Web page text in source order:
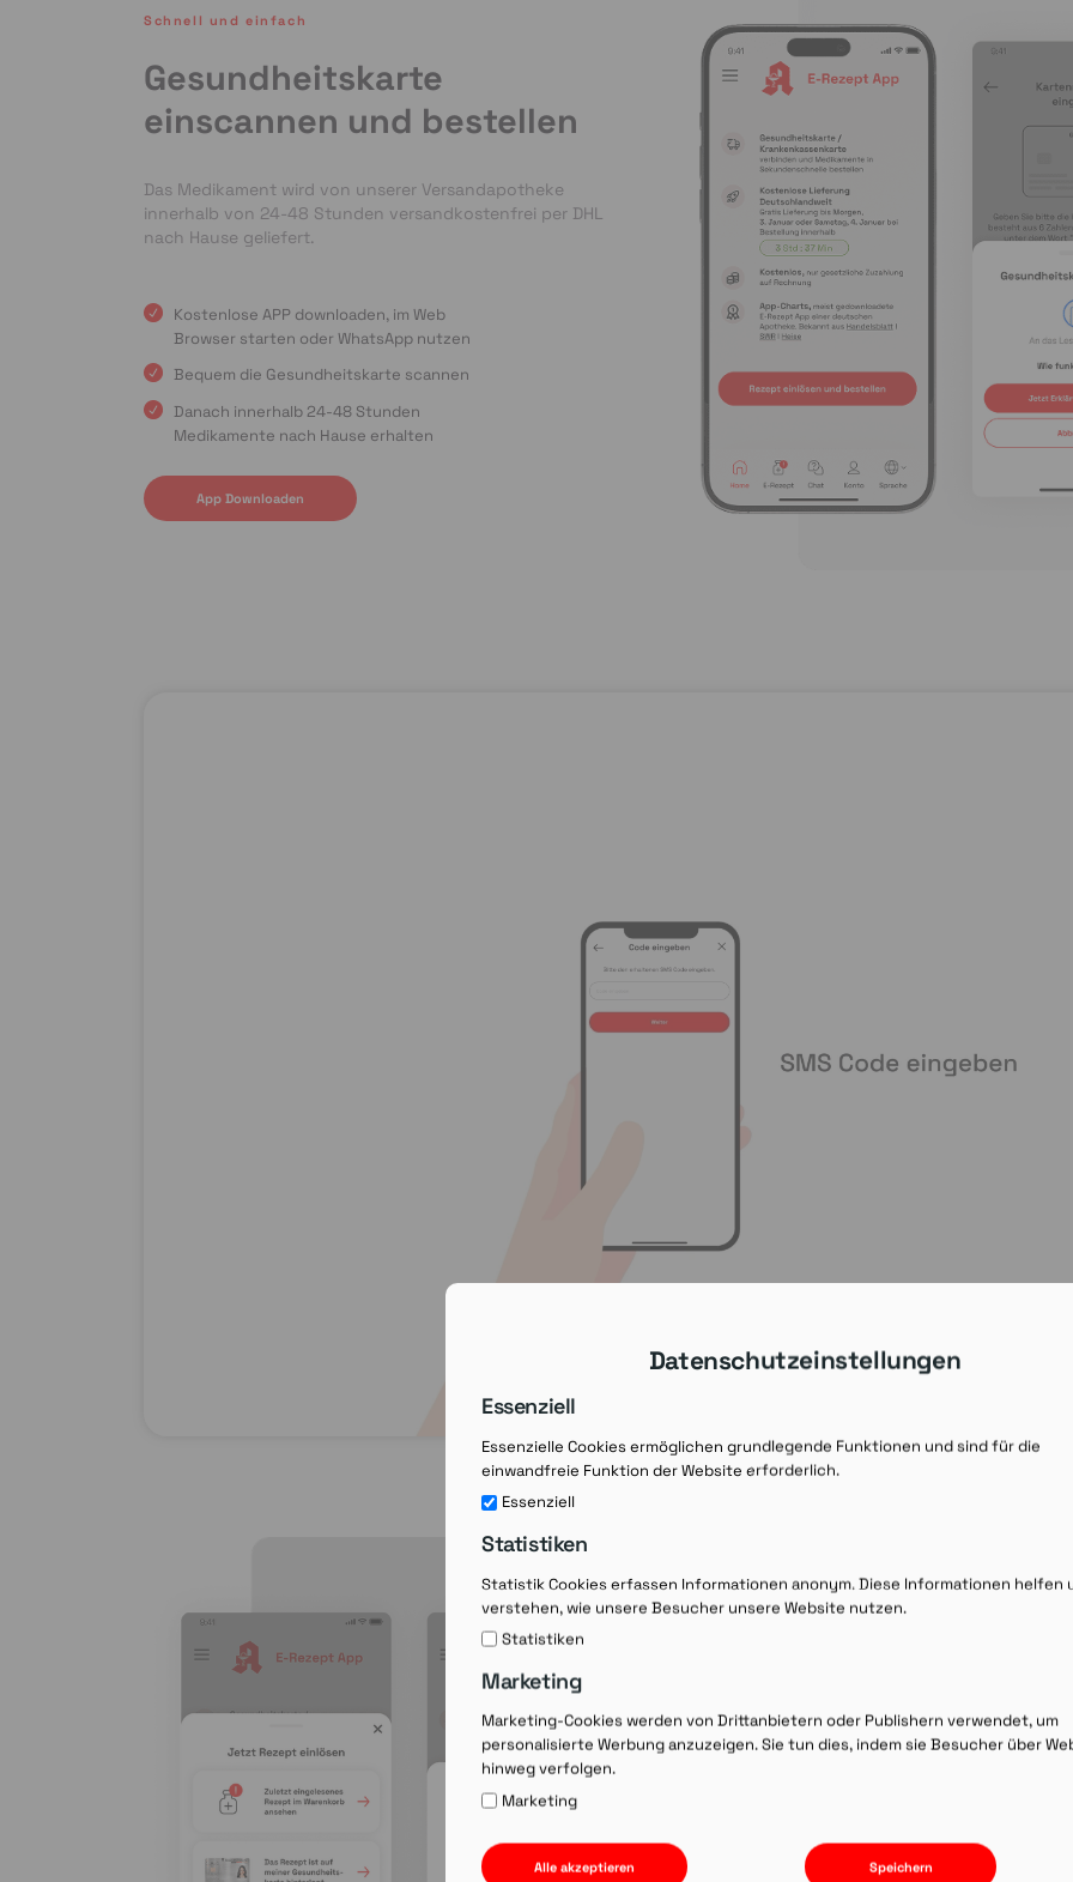
Schnell und einfach
Gesundheitskarte
einscannen und bestellen
Das Medikament wird von unserer Versandapotheke
innerhalb von 24-48 Stunden versandkostenfrei per DHL
nach Hause geliefert.
Kostenlose APP downloaden, im Web
Browser starten oder WhatsApp nutzen
Bequem die Gesundheitskarte scannen
Danach innerhalb 24-48 Stunden
Medikamente nach Hause erhalten
App Downloaden
Rezept-Ausdruck
Rezept-
Wir laden Sie ein,
Rezepte schnell
oder die
sind Sie immer in
Apple App Store
uns auf Ihre
Datenschutzeinstellungen
Essenziell
Essenzielle Cookies ermöglichen grundlegende Funktionen und sind für die
einwandfreie Funktion der Website erforderlich.
Essenziell
Statistiken
Statistik Cookies erfassen Informationen anonym. Diese Informationen helfen
verstehen, wie unsere Besucher unsere Website nutzen.
Statistiken
Marketing
Marketing-Cookies werden von Drittanbietern oder Publishern verwendet, um
personalisierte Werbung anzuzeigen. Sie tun dies, indem sie Besucher über
hinweg verfolgen.
Marketing
Alle akzeptieren Speichern